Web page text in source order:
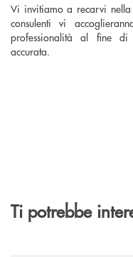
Vi invitiamo a recarvi
consulenti vi
professionalità al fine di
accurata.
Ti potrebbe